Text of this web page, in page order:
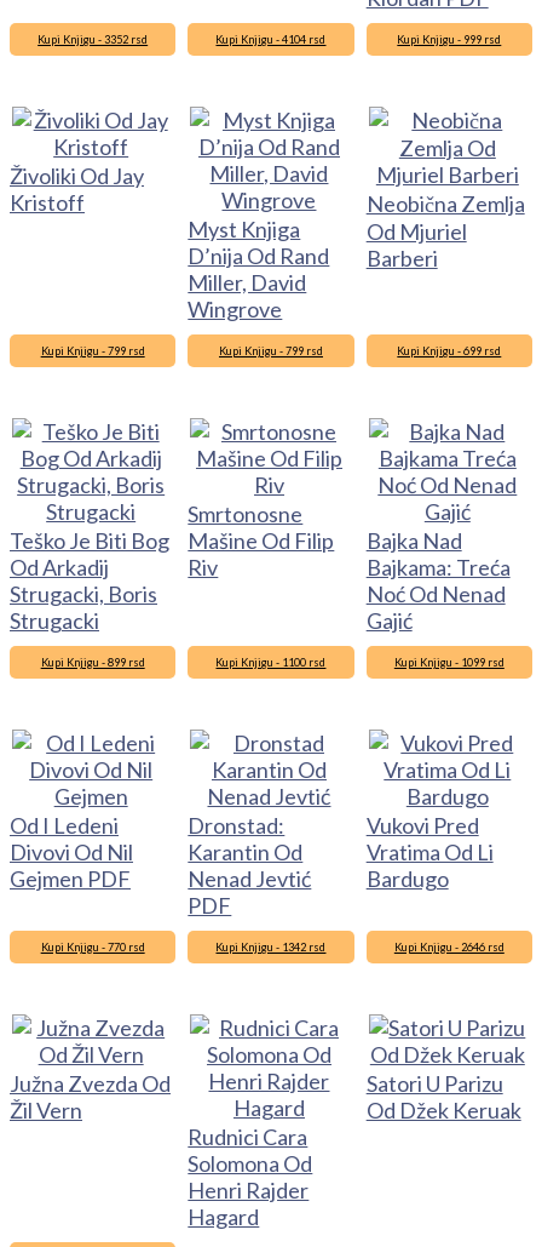
Kupi Knjigu - 3352 rsd
Živoliki Od Jay
Kristoff
Kupi Knjigu - 4104 rsd
Myst Knjiga
D’nija Od Rand
Miller, David
Wingrove
Kupi Knjigu - 999 rsd
Neobična Zemlja
Od Mjuriel
Barberi
Kupi Knjigu - 799 rsd
Teško Je Biti Bog
Od Arkadij
Strugacki, Boris
Strugacki
Kupi Knjigu - 799 rsd
Smrtonosne
Mašine Od Filip
Riv
Kupi Knjigu - 699 rsd
Bajka Nad
Bajkama: Treća
Noć Od Nenad
Gajić
Kupi Knjigu - 899 rsd
Od I Ledeni
Divovi Od Nil
Gejmen PDF
Kupi Knjigu - 1100 rsd
Dronstad:
Karantin Od
Nenad Jevtić
PDF
Kupi Knjigu - 1099 rsd
Vukovi Pred
Vratima Od Li
Bardugo
Kupi Knjigu - 770 rsd
Južna Zvezda Od
Žil Vern
Kupi Knjigu - 1342 rsd
Rudnici Cara
Solomona Od
Henri Rajder
Hagard
Kupi Knjigu - 2646 rsd
Satori U Parizu
Od Džek Keruak